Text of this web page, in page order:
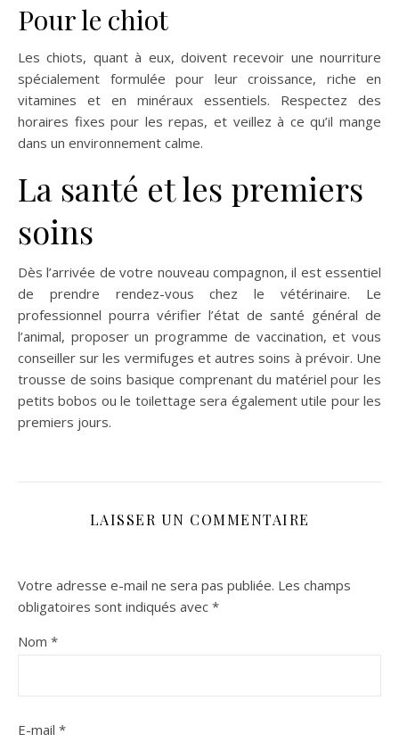
Pour le chiot
Les chiots, quant à eux, doivent recevoir une nourriture
spécialement formulée pour leur croissance, riche en
vitamines et en minéraux essentiels. Respectez des
horaires fixes pour les repas, et veillez à ce qu’il mange
dans un environnement calme​.
La santé et les premiers
soins
Dès l’arrivée de votre nouveau compagnon, il est essentiel
de prendre rendez-vous chez le vétérinaire. Le
professionnel pourra vérifier l’état de santé général de
l’animal, proposer un programme de vaccination, et vous
conseiller sur les vermifuges et autres soins à prévoir​. Une
trousse de soins basique comprenant du matériel pour les
petits bobos ou le toilettage sera également utile pour les
premiers jours​.
LAISSER UN COMMENTAIRE
Votre adresse e-mail ne sera pas publiée. Les champs
obligatoires sont indiqués avec *
Nom *
E-mail *